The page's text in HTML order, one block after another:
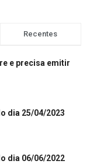
Recentes
e precisa emitir
dia 25/04/2023
dia 06/06/2022